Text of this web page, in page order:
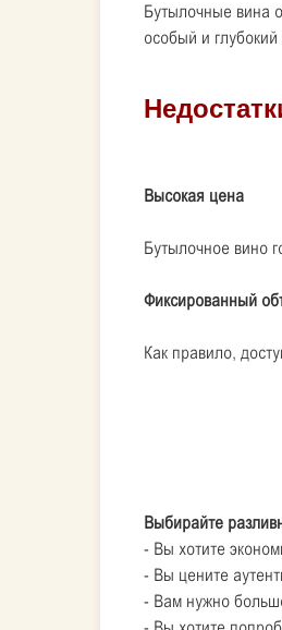
Бутылочные вина
особый и глубокий
Высокая цена
Бутылочное вино
Фиксированный
Как правило,
Выбирайте
- Вы хотите
- Вы цените
- Вам нужно